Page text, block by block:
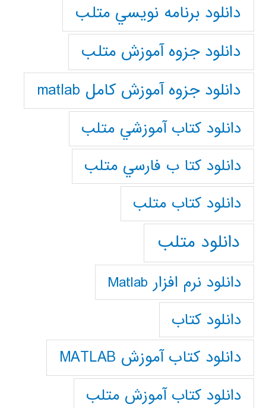
دانلود برنامه نويسي متلب
دانلود جزوه آموزش متلب
دانلود جزوه آموزش کامل matlab
دانلود كتاب آموزشي متلب
دانلود كتا ب فارسي متلب
دانلود كتاب متلب
دانلود متلب
دانلود نرم افزار Matlab
دانلود کتاب
دانلود کتاب آموزش MATLAB
دانلود کتاب آموزش متلب